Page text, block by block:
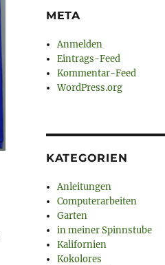
META
Anmelden
Eintrags-Feed
Kommentar-Feed
WordPress.org
KATEGORIEN
Anleitungen
Computerarbeiten
Garten
in meiner Spinnstube
Kalifornien
Kokolores